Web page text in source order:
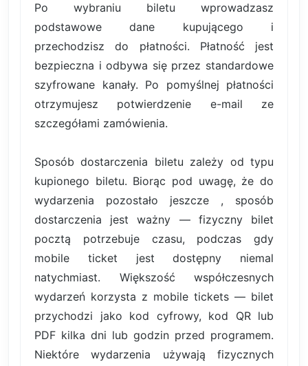
Po wybraniu biletu wprowadzasz
podstawowe dane kupującego i
przechodzisz do płatności. Płatność jest
bezpieczna i odbywa się przez standardowe
szyfrowane kanały. Po pomyślnej płatności
otrzymujesz potwierdzenie e-mail ze
szczegółami zamówienia.
Sposób dostarczenia biletu zależy od typu
kupionego biletu. Biorąc pod uwagę, że do
wydarzenia pozostało jeszcze , sposób
dostarczenia jest ważny — fizyczny bilet
pocztą potrzebuje czasu, podczas gdy
mobile ticket jest dostępny niemal
natychmiast. Większość współczesnych
wydarzeń korzysta z mobile tickets — bilet
przychodzi jako kod cyfrowy, kod QR lub
PDF kilka dni lub godzin przed programem.
Niektóre wydarzenia używają fizycznych